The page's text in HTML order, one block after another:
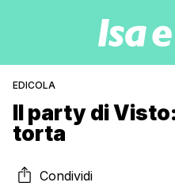
EDICOLA
Il party di
torta
Condividi